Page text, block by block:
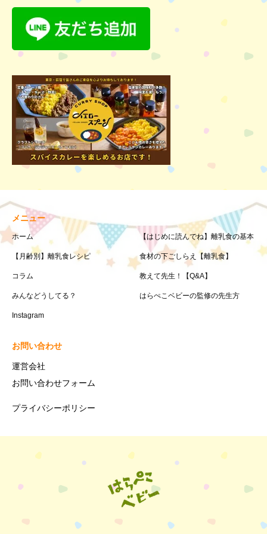
メニュー
ホーム 【はじめに読んでね】離乳食の基本
【月齢別】離乳食レシピ 食材の下ごしらえ【離乳食】
コラム 教えて先生！【Q&A】
みんなどうしてる？ はらぺこベビーの監修の先生方
Instagram
お問い合わせ
運営会社
お問い合わせフォーム
プライバシーポリシー